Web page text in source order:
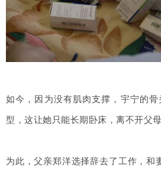
如今，因为没有肌肉支撑，宇宁的
型，这让她只能长期卧床，离不开父母
为此，父亲郑洋选择辞去了工作，和